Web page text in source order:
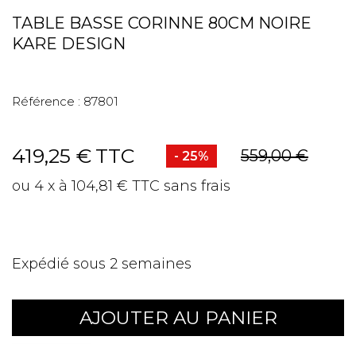
TABLE BASSE CORINNE 80CM NOIRE
KARE DESIGN
Référence : 87801
419,25 € TTC - 25% 559,00 €
ou 4 x à 104,81 € TTC sans frais
Expédié sous 2 semaines
AJOUTER AU PANIER